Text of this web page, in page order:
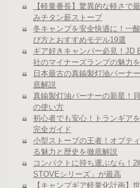
【軽量番長】驚異的な軽さで
みチタン薪ストーブ
冬キャンプを安全快適に！一
び方とおすすめモデル19選
ギア好きキャンパー必見！JD
社のマイナーズランプの魅力
日本最古の真鍮製灯油バーナ
底解説
真鍮製灯油バーナーの新星！
の使い方
初心者でも安心！トランギア
完全ガイド
小型ストーブの王者！オプテ
る魅力と歴史を徹底解説
コンパクトに持ち運ぶなら！
STOVEシリーズ」が最高
【キャンプギア軽量化計画】